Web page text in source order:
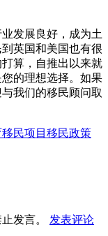
发展良好，成为土
英国和美国也有很
算，自推出以来就
的理想选择。如果
我们的移民顾问取
移民项目 移民政策
发言。
发表评论